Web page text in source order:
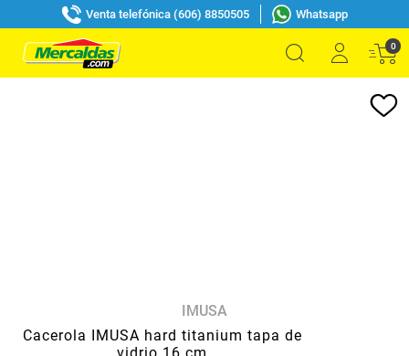
Venta telefónica (606) 8850505 Whatsapp
0
IMUSA
Cacerola IMUSA hard titanium tapa de